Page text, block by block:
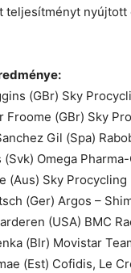
teljesítményt
(GBr) Sky
(GBr) Sky
Gil (Spa)
Omega
(Aus) Sky
(Ger) Argos –
(USA) BMC
(Blr) Movistar
(Est) Cofidis, Le